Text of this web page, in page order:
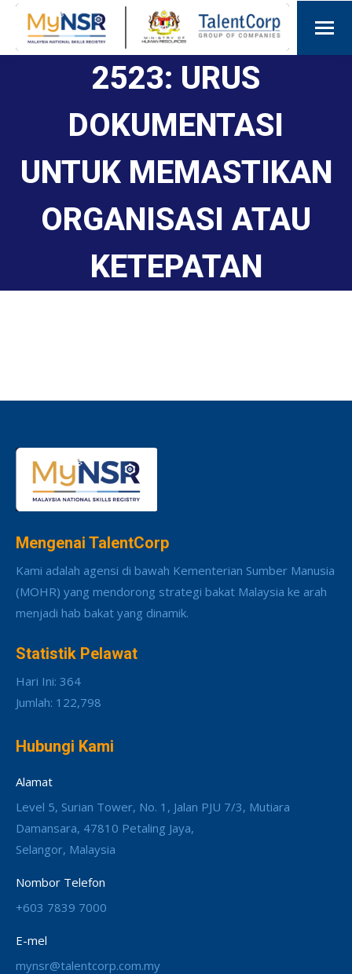
2523: URUS
DOKUMENTASI
UNTUK MEMASTIKAN
ORGANISASI ATAU
KETEPATAN
Mengenai TalentCorp
Kami adalah agensi di bawah Kementerian Sumber Manusia
(MOHR) yang mendorong strategi bakat Malaysia ke arah
menjadi hab bakat yang dinamik.
Statistik Pelawat
Hari Ini: 364
Jumlah: 122,798
Hubungi Kami
Alamat
Level 5, Surian Tower, No. 1, Jalan PJU 7/3, Mutiara
Damansara, 47810 Petaling Jaya,
Selangor, Malaysia
Nombor Telefon
+603 7839 7000
E-mel
mynsr@talentcorp.com.my